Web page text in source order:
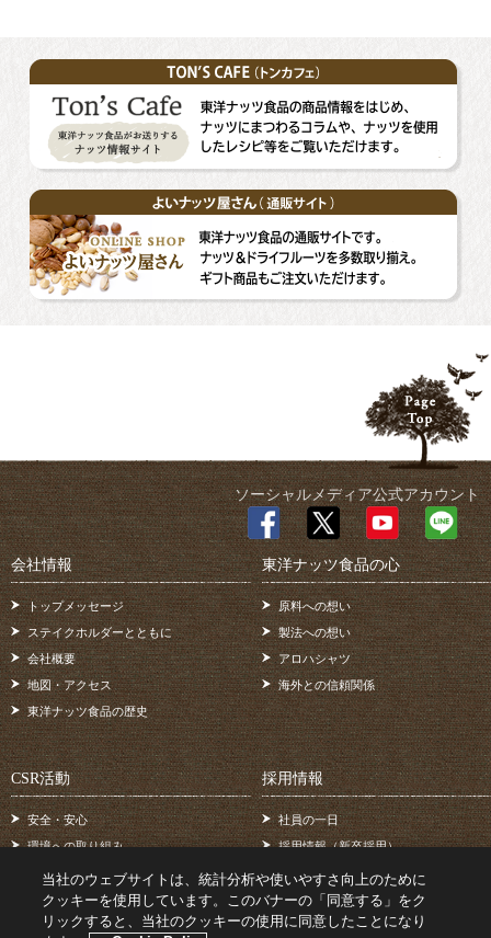
ソーシャルメディア公式アカウント
会社情報
トップメッセージ
ステイクホルダーとともに
会社概要
地図・アクセス
東洋ナッツ食品の歴史
東洋ナッツ食品の心
原料への想い
製法への想い
アロハシャツ
海外との信頼関係
CSR活動
安全・安心
環境への取り組み
地域・社会のために
業界発展のために
2度の震災を乗り越えて
採用情報
社員の一日
採用情報（新卒採用）
採用情報（中途採用）
採用に関するお問い合わせ
当社のウェブサイトは、統計分析や使いやすさ向上のために
クッキーを使用しています。このバナーの「同意する」をク
リックすると、当社のクッキーの使用に同意したことになり